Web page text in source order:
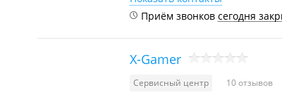
Приём звонков сегодня
X-Gamer
Сервисный центр 10 отзывов